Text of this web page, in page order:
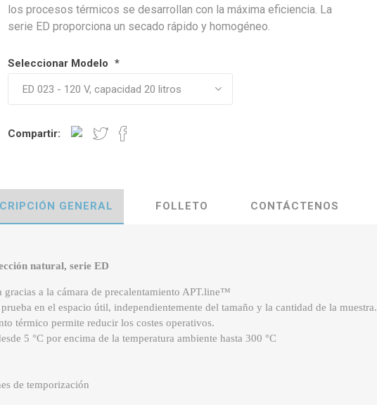
los procesos térmicos se desarrollan con la máxima eficiencia. La
serie ED proporciona un secado rápido y homogéneo.
Seleccionar Modelo *
Compartir:
GENERAL FOLLETO CONTÁCTENOS
natural, serie ED
gracias a la cámara de precalentamiento APT.line™
en el espacio útil, independientemente del tamaño y la cantidad de la muestra.
térmico permite reducir los costes operativos.
5 °C por encima de la temperatura ambiente hasta 300 °C
de temporización